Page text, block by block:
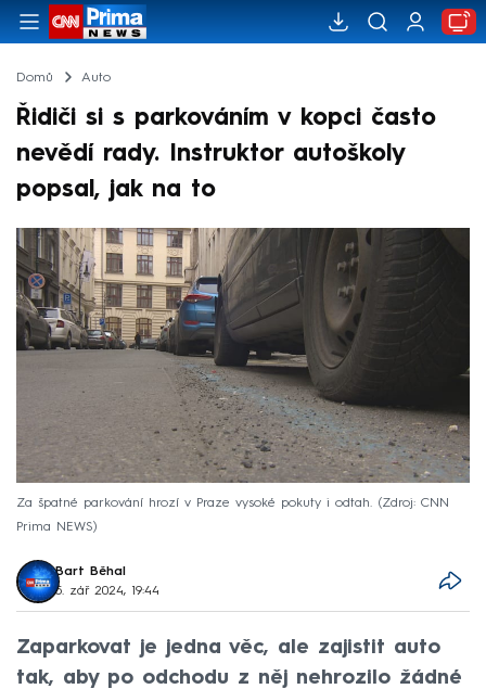
Domů Auto
Řidiči si s parkováním v kopci často
nevědí rady. Instruktor autoškoly
popsal, jak na to
Za špatné parkování hrozí v Praze vysoké pokuty i odtah.
Zdroj: CNN
Prima NEWS
Bart Běhal
5. zář 2024, 19:44
Zaparkovat je jedna věc, ale zajistit auto
tak, aby po odchodu z něj nehrozilo žádné